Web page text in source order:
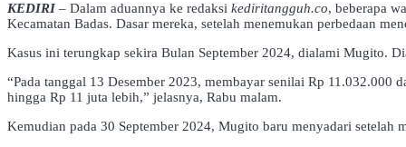
KEDIRI– Dalam aduannya ke redaksi kediritangguh.co, beberapa
Kecamatan Badas. Dasar mereka, setelah menemukan perbedaan
Kasus ini terungkap sekira Bulan September 2024, dialami Mugito.
“Pada tanggal 13 Desember 2023, membayar senilai Rp
hingga Rp 11 juta lebih,” jelasnya, Rabu malam.
Kemudian pada 30 September 2024, Mugito baru menyadari